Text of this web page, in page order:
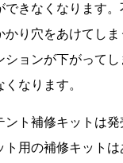
できなくなります
かり穴をあけてし
ションが下がって
なります。
ト補修キットは発
ト用の補修キット